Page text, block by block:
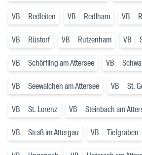
VB Redleiten VB Redlham VB
VB Rüstorf VB Rutzenham VB
VB Schörfling am Attersee VB
VB Seewalchen am Attersee VB St.
VB St. Lorenz VB Steinbach am
VB Straß im Attergau VB Tiefgraben